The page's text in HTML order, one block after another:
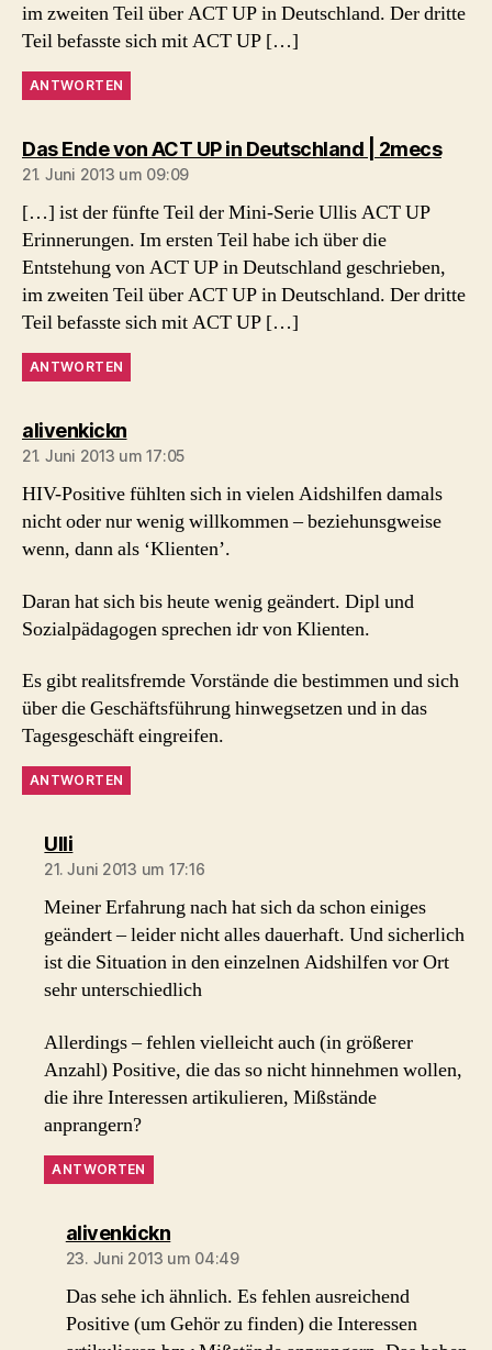
im zweiten Teil über ACT UP in Deutschland. Der dritte
Teil befasste sich mit ACT UP […]
ANTWORTEN
Das Ende von ACT UP in Deutschland | 2mecssagt:
21. Juni 2013 um 09:09
[…] ist der fünfte Teil der Mini-Serie Ullis ACT UP
Erinnerungen. Im ersten Teil habe ich über die
Entstehung von ACT UP in Deutschland geschrieben,
im zweiten Teil über ACT UP in Deutschland. Der dritte
Teil befasste sich mit ACT UP […]
ANTWORTEN
alivenkicknsagt:
21. Juni 2013 um 17:05
HIV-Positive fühlten sich in vielen Aidshilfen damals
nicht oder nur wenig willkommen – beziehunsgweise
wenn, dann als ‘Klienten’.
Daran hat sich bis heute wenig geändert. Dipl und
Sozialpädagogen sprechen idr von Klienten.
Es gibt realitsfremde Vorstände die bestimmen und sich
über die Geschäftsführung hinwegsetzen und in das
Tagesgeschäft eingreifen.
ANTWORTEN
Ullisagt:
21. Juni 2013 um 17:16
Meiner Erfahrung nach hat sich da schon einiges
geändert – leider nicht alles dauerhaft. Und sicherlich
ist die Situation in den einzelnen Aidshilfen vor Ort
sehr unterschiedlich
Allerdings – fehlen vielleicht auch (in größerer
Anzahl) Positive, die das so nicht hinnehmen wollen,
die ihre Interessen artikulieren, Mißstände
anprangern?
ANTWORTEN
alivenkicknsagt:
23. Juni 2013 um 04:49
Das sehe ich ähnlich. Es fehlen ausreichend
Positive (um Gehör zu finden) die Interessen